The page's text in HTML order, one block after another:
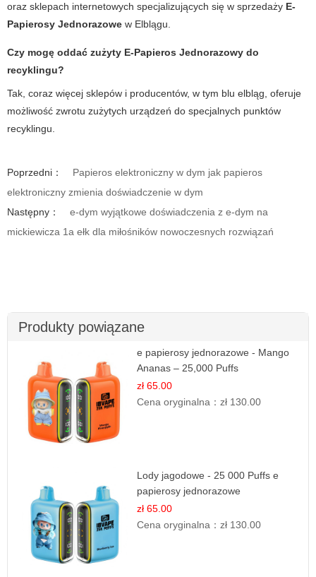
oraz sklepach internetowych specjalizujących się w sprzedaży E-
Papierosy Jednorazowe w Elblągu.
Czy mogę oddać zużyty E-Papieros Jednorazowy do
recyklingu?
Tak, coraz więcej sklepów i producentów, w tym blu elbląg, oferuje
możliwość zwrotu zużytych urządzeń do specjalnych punktów
recyklingu.
Poprzedni：
Papieros elektroniczny w dym jak papieros
elektroniczny zmienia doświadczenie w dym
Następny：
e-dym wyjątkowe doświadczenia z e-dym na
mickiewicza 1a ełk dla miłośników nowoczesnych rozwiązań
Produkty powiązane
e papierosy jednorazowe - Mango
Ananas – 25,000 Puffs
zł 65.00
Cena oryginalna：zł 130.00
Lody jagodowe - 25 000 Puffs e
papierosy jednorazowe
zł 65.00
Cena oryginalna：zł 130.00